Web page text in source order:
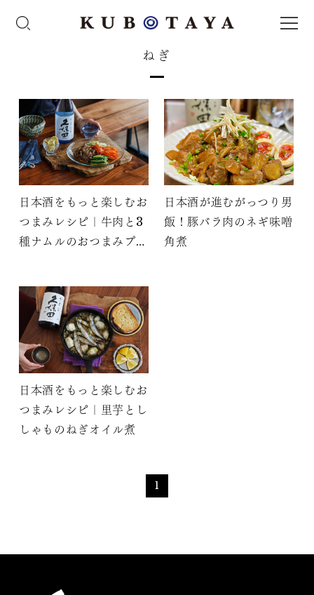
ねぎ
日本酒をもっと楽しむお
つまみレシピ｜牛肉と3
種ナムルのおつまみプレ
日本酒が進むがっつり男
飯！豚バラ肉のネギ味噌
角煮
日本酒をもっと楽しむお
つまみレシピ｜里芋とし
しゃものねぎオイル煮
1